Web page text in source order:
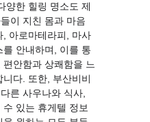
양한 힐링 명소도 제
이 지친 몸과 마음
, 아로마테라피, 마사
안내하며, 이를 통
안함과 상쾌함을 느
다. 또한, 부산비비
른 사우나와 식사,
있는 휴게텔 정보